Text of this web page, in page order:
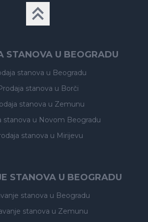
STANOVA U BEOGRADU
stanova u Beogradu
stanova u Borči
stanova u Zemunu
stanova u Novom Beogradu
stanova u Mirijevu
STANOVA U BEOGRADU
stanova u Beogradu
stanova u Zemunu